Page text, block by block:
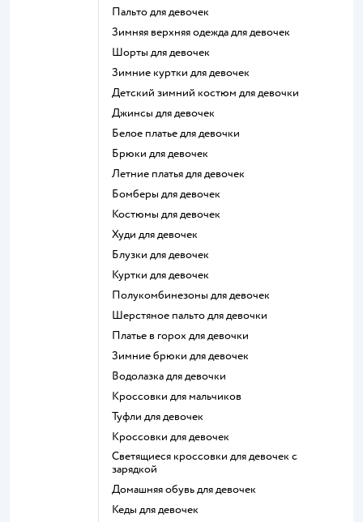
Пальто для девочек
Зимняя верхняя одежда для девочек
Шорты для девочек
Зимние куртки для девочек
Детский зимний костюм для девочки
Джинсы для девочек
Белое платье для девочки
Брюки для девочек
Летние платья для девочек
Бомберы для девочек
Костюмы для девочек
Худи для девочек
Блузки для девочек
Куртки для девочек
Полукомбинезоны для девочек
Шерстяное пальто для девочки
Платье в горох для девочки
Зимние брюки для девочек
Водолазка для девочки
Кроссовки для мальчиков
Туфли для девочек
Кроссовки для девочек
Светящиеся кроссовки для девочек с
зарядкой
Домашняя обувь для девочек
Кеды для девочек